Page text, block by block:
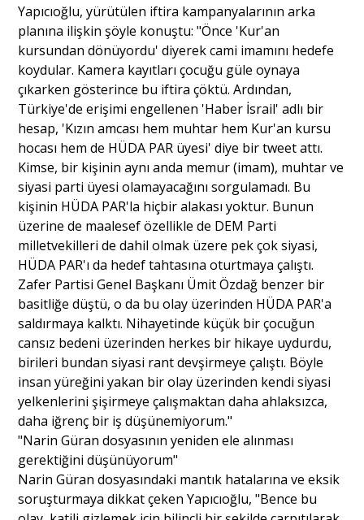
Yapıcıoğlu, yürütülen iftira kampanyalarının arka
planına ilişkin şöyle konuştu: "Önce 'Kur'an
kursundan dönüyordu' diyerek cami imamını hedefe
koydular. Kamera kayıtları çocuğu güle oynaya
çıkarken gösterince bu iftira çöktü. Ardından,
Türkiye'de erişimi engellenen 'Haber İsrail' adlı bir
hesap, 'Kızın amcası hem muhtar hem Kur'an kursu
hocası hem de HÜDA PAR üyesi' diye bir tweet attı.
Kimse, bir kişinin aynı anda memur (imam), muhtar ve
siyasi parti üyesi olamayacağını sorgulamadı. Bu
kişinin HÜDA PAR'la hiçbir alakası yoktur. Bunun
üzerine de maalesef özellikle de DEM Parti
milletvekilleri de dahil olmak üzere pek çok siyasi,
HÜDA PAR'ı da hedef tahtasına oturtmaya çalıştı.
Zafer Partisi Genel Başkanı Ümit Özdağ benzer bir
basitliğe düştü, o da bu olay üzerinden HÜDA PAR'a
saldırmaya kalktı. Nihayetinde küçük bir çocuğun
cansız bedeni üzerinden herkes bir hikaye uydurdu,
birileri bundan siyasi rant devşirmeye çalıştı. Böyle
insan yüreğini yakan bir olay üzerinden kendi siyasi
yelkenlerini şişirmeye çalışmaktan daha ahlaksızca,
daha iğrenç bir iş düşünemiyorum."
"Narin Güran dosyasının yeniden ele alınması
gerektiğini düşünüyorum"
Narin Güran dosyasındaki mantık hatalarına ve eksik
soruşturmaya dikkat çeken Yapıcıoğlu, "Bence bu